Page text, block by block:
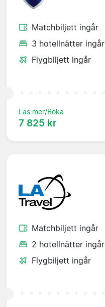
Matchbiljett ingår
3 hotellnätter ingår
Flygbiljett ingår
Läs mer/Boka
7 825 kr
Matchbiljett ingår
2 hotellnätter ingår
Flygbiljett ingår